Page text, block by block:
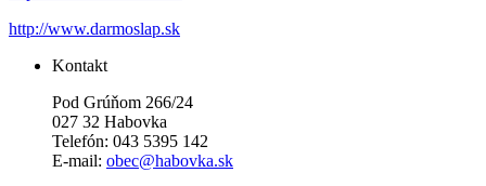
http://www.darmoslap.sk
Kontakt
Pod Grúňom 266/24
027 32 Habovka
Telefón: 043 5395 142
E-mail: obec@habovka.sk